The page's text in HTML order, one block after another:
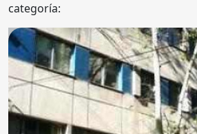
categoría: